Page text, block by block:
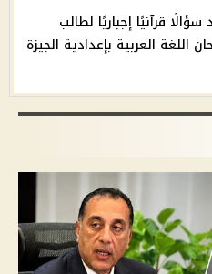
قرآنيًا إجباريًا لطالب
العربية بإعدادية الجيزة